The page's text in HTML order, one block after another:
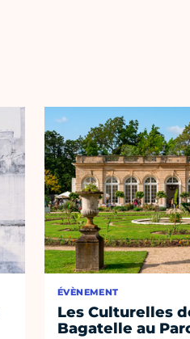
ÉVÈNEMENT
Les Culturelles
Bagatelle au